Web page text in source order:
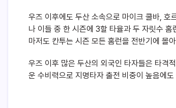
우즈 이후에도 두산 소속으로 마이크 쿨바, 호
나 이들 중 한 시즌에 3할 타율과 두 자릿수
마저도 칸투는 시즌 모든 홈런을 전반기에 몰
우즈 이후 많은 두산의 외국인 타자들은 타격
운 수비력으로 지명타자 출전 비중이 높음에